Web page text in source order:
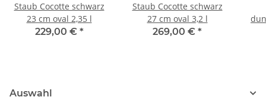
Staub Cocotte schwarz
23 cm oval 2,35 l
229,00 € *
Staub Cocotte schwarz
27 cm oval 3,2 l
269,00 € *
Auswahl